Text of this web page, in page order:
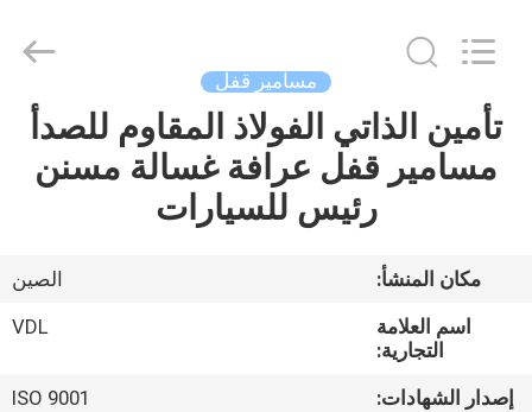
الصفحة
الرئيسية
معلومات
مسامير قفل
تأمين الذاتي الفولاذ المقاوم للصدأ
مسامير قفل عرافة غسالة مسنن
رئيس للسيارات
مكان المنشأ:
الصين
اسم العلامة
التجارية:
VDL
إصدار الشهادات:
ISO 9001